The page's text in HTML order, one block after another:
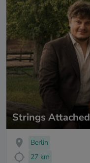
Strings Attached
Berlin
27 km